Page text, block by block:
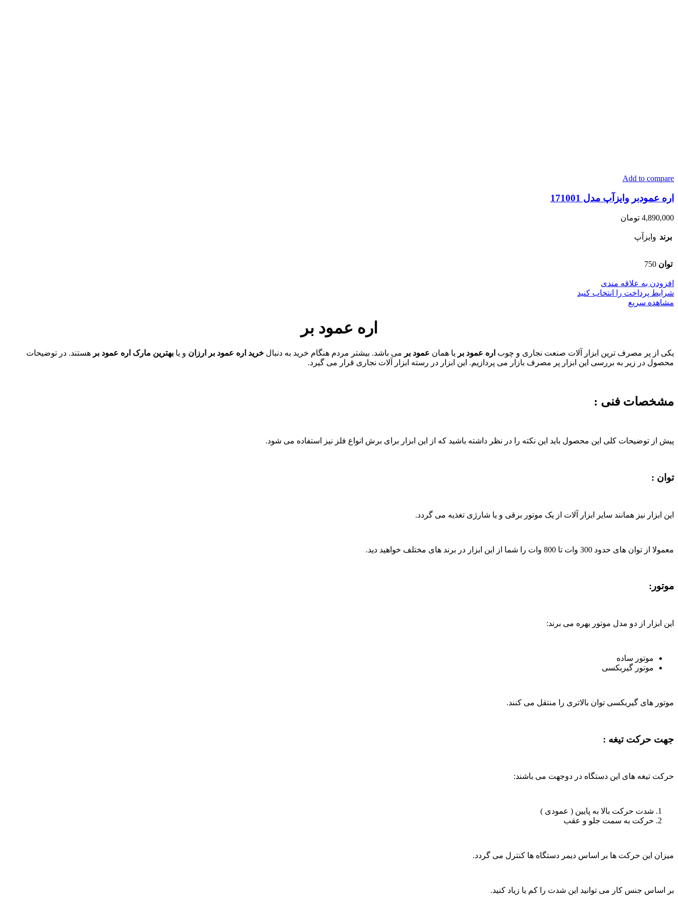
Add to compare
اره عمودبر وایزآپ مدل 171001
4,890,000 تومان
برند وایزآپ
توان 750
افزودن به علاقه مندی
شرایط پرداخت را انتخاب کنید
مشاهده سریع
اره عمود بر
یکی از پر مصرف ترین ابزار آلات صنعت نجاری و چوب اره عمود بر یا همان عمود بر می باشد. بیشتر مردم هنگام خرید به دنبال خرید اره عمود بر ارزان و یا بهترین مارک اره عمود بر هستند. در توضیحات
محصول در زیر به بررسی این ابزار پر مصرف بازار می پردازیم. این ابزار در رسته ابزار آلات نجاری قرار می گیرد.
مشخصات فنی :
پیش از توضیحات کلی این محصول باید این نکته را در نظر داشته باشید که از این ابزار برای برش انواع فلز نیز استفاده می شود.
توان :
این ابزار نیز همانند سایر ابزار آلات از یک موتور برقی و یا شارژی تغذیه می گردد.
معمولا از توان های حدود 300 وات تا 800 وات را شما از این ابزار در برند های مختلف خواهید دید.
موتور:
این ابزار از دو مدل موتور بهره می برند:
موتور ساده
موتور گیربکسی
موتور های گیربکسی توان بالاتری را منتقل می کنند.
جهت حرکت تیغه :
حرکت تیغه های این دستگاه در دوجهت می باشند:
شدت حرکت بالا به پایین ( عمودی )
حرکت به سمت جلو و عقب
میزان این حرکت ها بر اساس دیمر دستگاه ها کنترل می گردد.
بر اساس جنس کار می توانید این شدت را کم یا زیاد کنید.